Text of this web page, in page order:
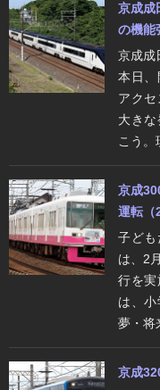
京成成
の機能
京成成
本日、
アク
大き
こう。
京成
運転（
子ど
は、2
行を実
は、
夢・将
京成